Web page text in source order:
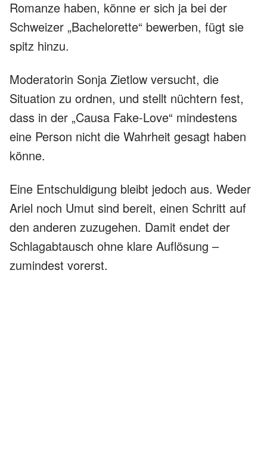
Romanze haben, könne er sich ja bei der
Schweizer „Bachelorette“ bewerben, fügt sie
spitz hinzu.
Moderatorin Sonja Zietlow versucht, die
Situation zu ordnen, und stellt nüchtern fest,
dass in der „Causa Fake-Love“ mindestens
eine Person nicht die Wahrheit gesagt haben
könne.
Eine Entschuldigung bleibt jedoch aus. Weder
Ariel noch Umut sind bereit, einen Schritt auf
den anderen zuzugehen. Damit endet der
Schlagabtausch ohne klare Auflösung –
zumindest vorerst.